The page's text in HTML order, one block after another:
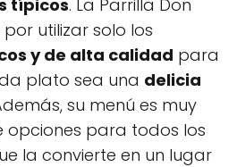
típicos. La Parrilla Don
utilizar solo los
y de alta calidad para
plato sea una delicia
su menú es muy
opciones para todos los
la convierte en un lugar